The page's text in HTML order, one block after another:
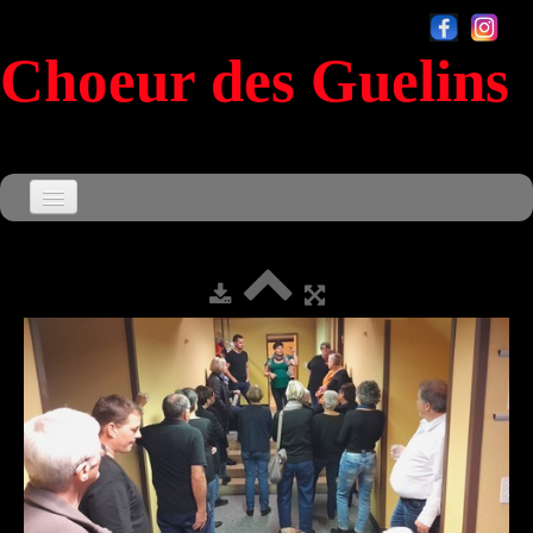
Choeur des Guelins
Le Choeur ▼
Souvenirs▼
Sensationnel
Contact